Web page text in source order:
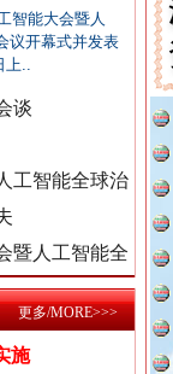
智能大会暨人
议开幕式并发表
上..
谈
工智能全球治
暨人工智能全
施
更多/MORE>>>
场